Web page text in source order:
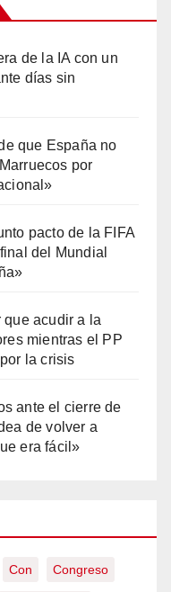
de la IA con un
días sin
que España no
por
pacto de la FIFA
del Mundial
que acudir a la
mientras el PP
la crisis
ante el cierre de
de volver a
era fácil»
Con Congreso